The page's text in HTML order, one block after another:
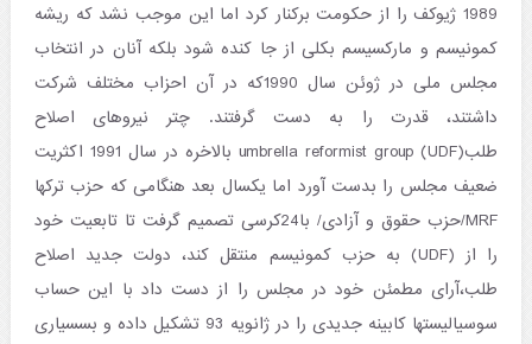
1989 ژیوکف را از حکومت برکنار کرد اما این موجب نشد که ریشه
کمونیسم و مارکسیسم بکلی از جا کنده شود بلکه آنان در انتخاب
مجلس ملی در ژوئن سال 1990که در آن احزاب مختلف شرکت
داشتند، قدرت را به دست گرفتند. چتر نیروهای اصلاح
طلبumbrella reformist group (UDF) بالاخره در سال 1991 اکثریت
ضعیف مجلس را بدست آورد اما یکسال بعد هنگامی که حزب ترکها
MRF/حزب حقوق و آزادی/ با24کرسی تصمیم گرفت تا تابعیت خود
را از (UDF) به حزب کمونیسم منتقل کند، دولت جدید اصلاح
طلب،آرای مطمئن خود در مجلس را از دست داد با این حساب
سوسیالیستها کابینه جدیدی را در ژانویه 93 تشکیل داده و بسسیاری